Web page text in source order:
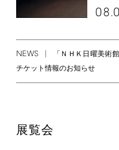
NEWS
「ＮＨＫ日曜美術
チケット情報のお知らせ
展覧会